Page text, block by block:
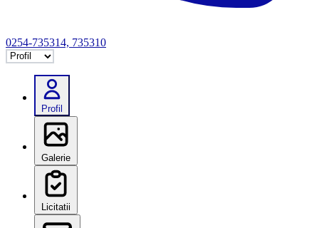
0254-735314, 735310
Selectează tab
Profil
Galerie
Licitatii